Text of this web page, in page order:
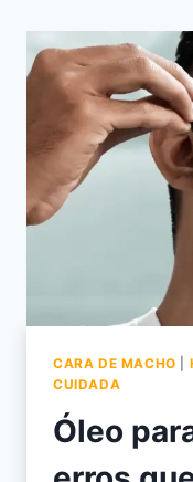
CARA DE MACHO
CUIDADA
Óleo